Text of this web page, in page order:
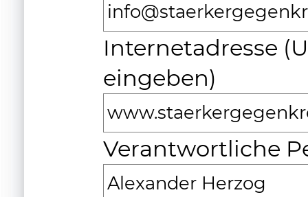
Internetadresse
eingeben)
Verantwortliche
Alexander Herzog